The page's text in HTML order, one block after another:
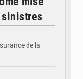
de la